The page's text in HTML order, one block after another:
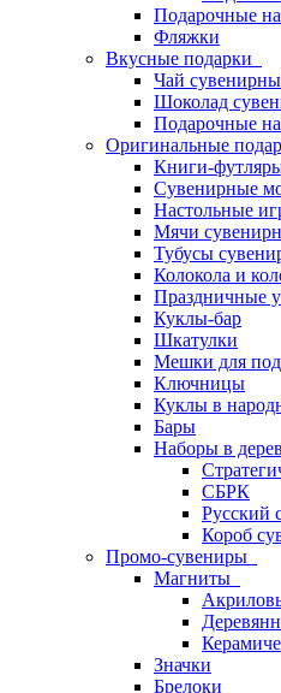
Подарочные
Фляжки
Вкусные подарки
Чай
Шоколад
Подарочные
Оригинальные
Книги-
Сувенирные
Настольные
Мячи
Тубусы
Колокола и
Праздничные
Куклы-бар
Шкатулки
Мешки для
Ключницы
Куклы в
Бары
Наборы в
СБРК
Русский
Короб
Промо-сувениры
Магниты
Значки
Брелоки